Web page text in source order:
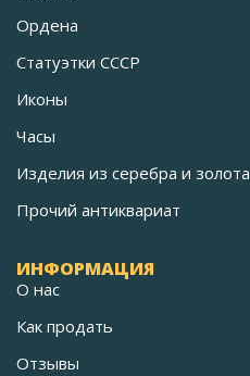
Ордена
Статуэтки СССР
Иконы
Часы
Изделия из серебра и золота
Прочий антиквариат
ИНФОРМАЦИЯ
О нас
Как продать
Отзывы